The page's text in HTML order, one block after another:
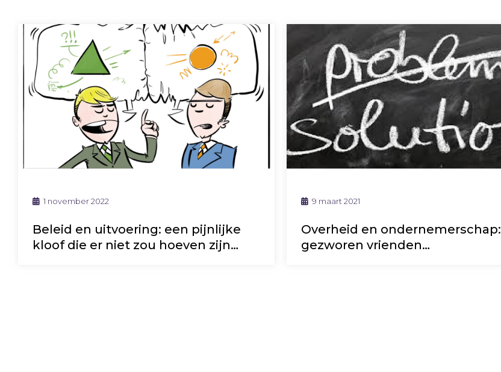
1 november 2022
Beleid en uitvoering: een pijnlijke
kloof die er niet zou hoeven zijn…
9 maart 2021
Overheid en ondernemerschap:
gezworen vrienden…